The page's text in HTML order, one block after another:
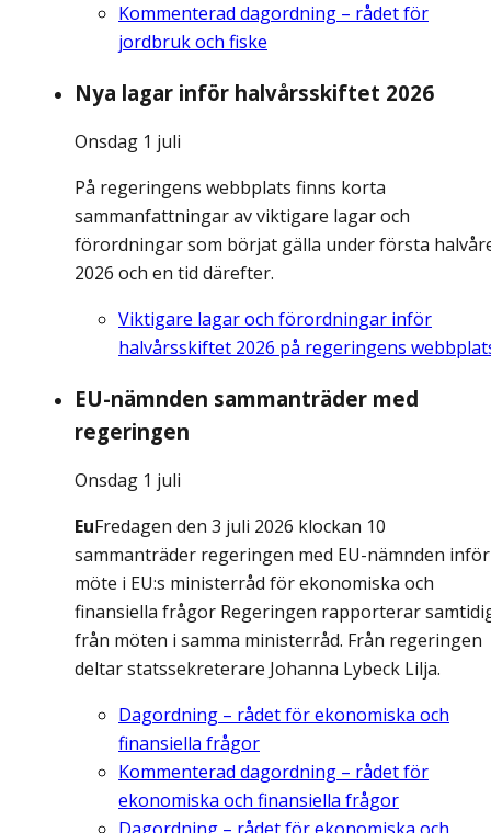
Kommenterad dagordning – rådet för
jordbruk och fiske
Nya lagar inför halvårsskiftet 2026
Onsdag 1 juli
På regeringens webbplats finns korta
sammanfattningar av viktigare lagar och
förordningar som börjat gälla under första
2026 och en tid därefter.
Viktigare lagar och förordningar inför
halvårsskiftet 2026 på regeringens
EU-nämnden sammanträder med
regeringen
Onsdag 1 juli
EuFredagen den 3 juli 2026 klockan 10
sammanträder regeringen med EU-nämnden inför
möte i EU:s ministerråd för ekonomiska och
finansiella frågor Regeringen rapporterar
från möten i samma ministerråd. Från regeringen
deltar statssekreterare Johanna Lybeck Lilja.
Dagordning – rådet för ekonomiska och
finansiella frågor
Kommenterad dagordning – rådet för
ekonomiska och finansiella frågor